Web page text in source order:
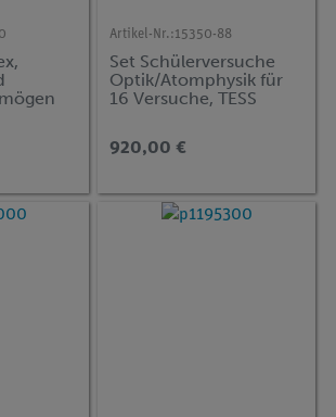
Artikel-Nr.:15350-88
Set Schülerversuche
Optik/Atomphysik für
16 Versuche, TESS
920,00 €